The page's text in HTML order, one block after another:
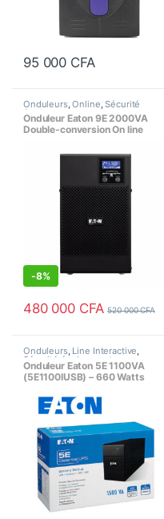
95 000 CFA
Onduleurs,Online ,Sécurité
équipements
Onduleur Eaton 9E 2000VA
Double-conversion On line
232, USB
-8%
480 000 CFA 520 000CFA
Onduleurs, Line Interactive,
Sécurité équipements
Onduleur Eaton 5E 1100VA
(5E1100IUSB) – 660 Watts